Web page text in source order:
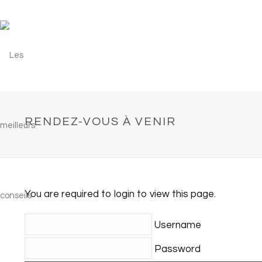
RENDEZ-VOUS À VENIR
You are required to login to view this page.
Username
Password